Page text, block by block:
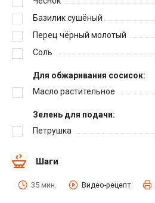
Базилик сушёный
Перец чёрный молотый
Соль
Для обжаривания сосисок:
Масло растительное
Зелень для подачи:
Петрушка
Шаги
35 мин. Видео-рецепт